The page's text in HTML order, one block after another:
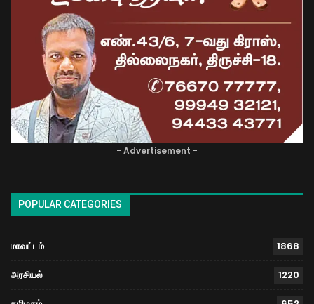
- Advertisement -
POPULAR CATEGORIES
மாவட்டம் 1868
அரசியல் 1220